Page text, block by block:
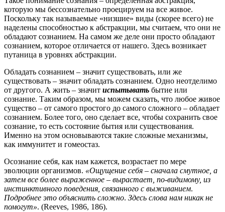
которую мы бессознательно проецируем на все живое.
Поскольку так называемые «низшие» виды (скорее всего) не
наделены способностью к абстракции, мы считаем, что они не
обладают сознанием. На самом же деле они просто обладают
сознанием, которое отличается от нашего. Здесь возникает
путаница в уровнях абстракции.
Обладать сознанием – значит существовать, или же
существовать – значит обладать сознанием. Одно неотделимо
от другого. А жить – значит испытывать бытие или
сознание. Таким образом, мы можем сказать, что любое живое
существо – от самого простого до самого сложного – обладает
сознанием. Более того, оно сделает все, чтобы сохранить свое
сознание, то есть состояние бытия или существования.
Именно на этом основываются такие сложные механизмы,
как иммунитет и гомеостаз.
Осознание себя, как нам кажется, возрастает по мере
эволюции организмов. «Ощущение себя – сначала смутное, а
затем все более выраженное – вырастает, по-видимому, из
инстинктивного поведения, связанного с выживанием.
Подробнее это объяснить сложно. Здесь слова нам никак не
помогут». (Reeves, 1986, 186).